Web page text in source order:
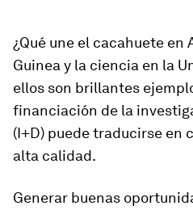
¿Qué une el cacahuete
Guinea y la ciencia en la
ellos son brillantes
financiación de la
(I+D) puede traducirse en
alta calidad.
Generar buenas